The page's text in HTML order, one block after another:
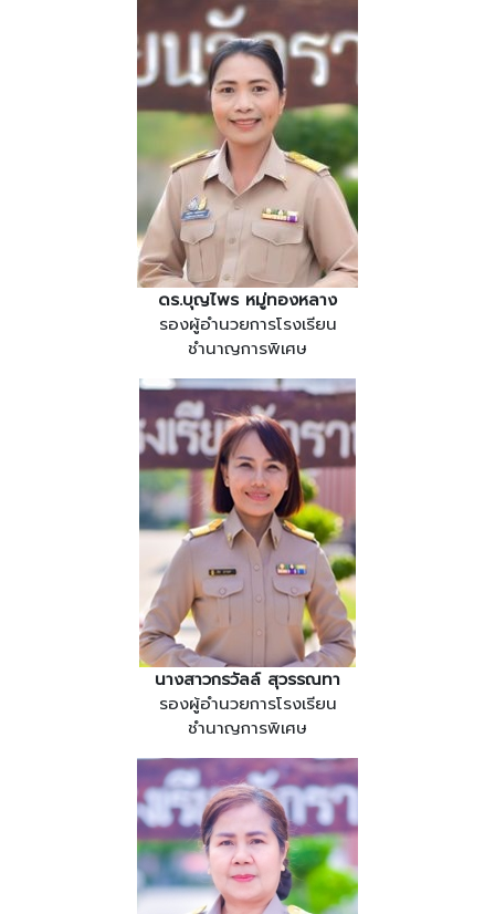
ดร.บุญไพร หมู่ทองหลาง
รองผู้อำนวยการโรงเรียน
ชำนาญการพิเศษ
นางสาวกรวัลล์ สุวรรณทา
รองผู้อำนวยการโรงเรียน
ชำนาญการพิเศษ